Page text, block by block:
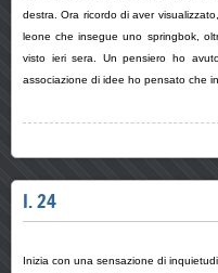
destra. Ora ricordo di aver
leone che insegue uno springbok,
visto ieri sera. Un pensiero ho
associazione di idee ho pensato che
I. 24
Inizia con una sensazione di